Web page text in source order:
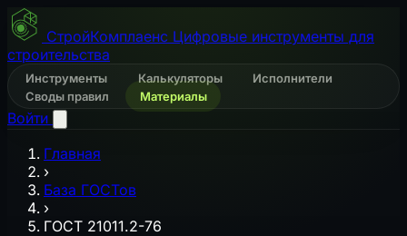
СтройКомплаенс Цифровые инструменты для
строительства
Инструменты Калькуляторы
Исполнители
Своды правил
Материалы
Войти
Главная
›
База ГОСТов
›
ГОСТ 21011.2-76